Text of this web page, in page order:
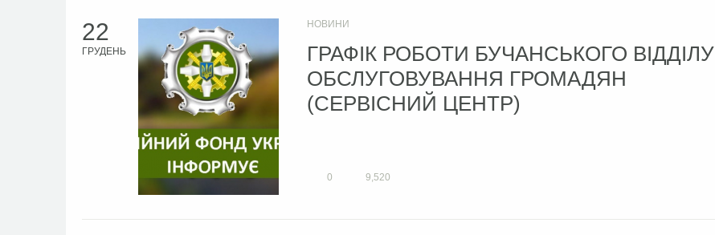
22
ГРУДЕНЬ
НОВИНИ
ГРАФІК РОБОТИ БУЧАНСЬКОГО ВІДДІЛУ
ОБСЛУГОВУВАННЯ ГРОМАДЯН
(СЕРВІСНИЙ ЦЕНТР)
0 9,520